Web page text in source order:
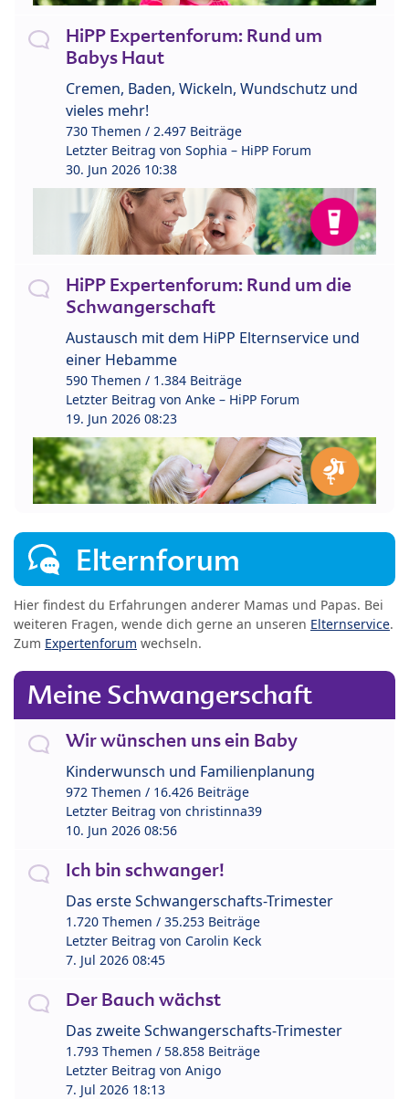
HiPP Expertenforum: Rund um
Babys Haut
Cremen, Baden, Wickeln, Wundschutz und
vieles mehr!
730 Themen / 2.497 Beiträge
Letzter Beitrag von Sophia – HiPP Forum
30. Jun 2026 10:38
HiPP Expertenforum: Rund um die
Schwangerschaft
Austausch mit dem HiPP Elternservice und
einer Hebamme
590 Themen / 1.384 Beiträge
Letzter Beitrag von Anke – HiPP Forum
19. Jun 2026 08:23
Elternforum
Hier findest du Erfahrungen anderer Mamas und Papas. Bei
weiteren Fragen, wende dich gerne an unseren Elternservice.
Zum Expertenforum wechseln.
Meine Schwangerschaft
Wir wünschen uns ein Baby
Kinderwunsch und Familienplanung
972 Themen / 16.426 Beiträge
Letzter Beitrag von christinna39
10. Jun 2026 08:56
Ich bin schwanger!
Das erste Schwangerschafts-Trimester
1.720 Themen / 35.253 Beiträge
Letzter Beitrag von Carolin Keck
7. Jul 2026 08:45
Der Bauch wächst
Das zweite Schwangerschafts-Trimester
1.793 Themen / 58.858 Beiträge
Letzter Beitrag von Anigo
7. Jul 2026 18:13